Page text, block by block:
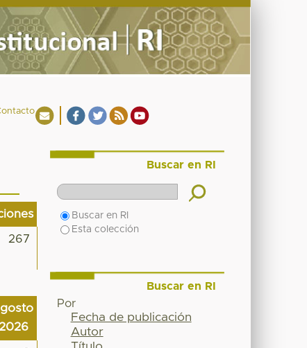
267
Buscar en RI
Buscar en RI
Esta colección
Buscar en RI
Por
Fecha de publicación
Autor